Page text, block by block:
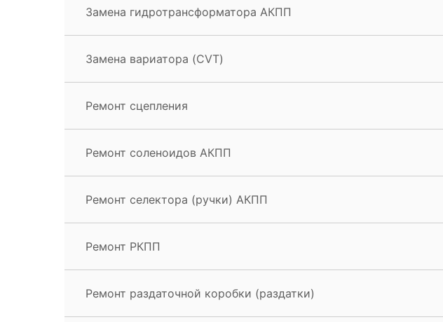
Замена гидротрансформатора АКПП
Замена вариатора (CVT)
Ремонт сцепления
Ремонт соленоидов АКПП
Ремонт селектора (ручки) АКПП
Ремонт РКПП
Ремонт раздаточной коробки (раздатки)